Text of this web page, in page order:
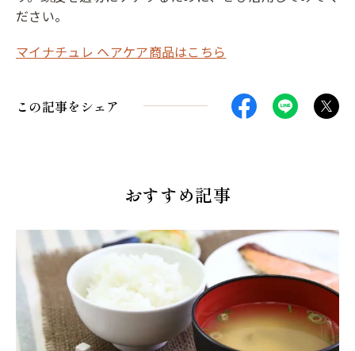
ださい。
マイナチュレ ヘアケア商品はこちら
この記事をシェア
おすすめ記事